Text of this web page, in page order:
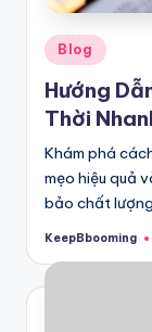
Posted
in
Blog
Hướng
Thời
Khám phá
mẹo hiệu quả
bảo chất
Posted
KeepBbooming